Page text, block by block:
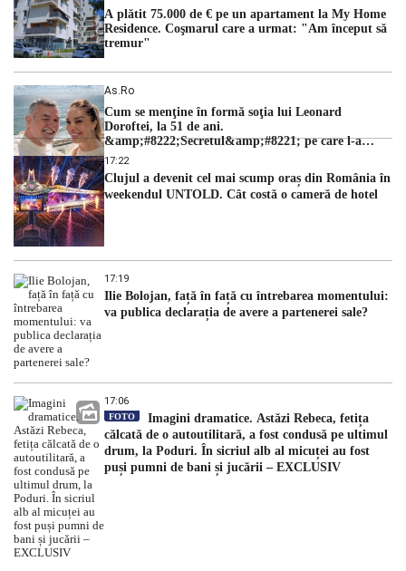
A plătit 75.000 de € pe un apartament la My Home
Residence. Coşmarul care a urmat: "Am început să
tremur"
As.ro
Cum se menţine în formă soţia lui Leonard
Doroftei, la 51 de ani.
&amp;#8222;Secretul&amp;#8221; pe care l-a
dezvăluit
17:22
Clujul a devenit cel mai scump oraș din România în
weekendul UNTOLD. Cât costă o cameră de hotel
17:19
Ilie Bolojan, față în față cu întrebarea momentului:
va publica declarația de avere a partenerei sale?
17:06
FOTO
Imagini dramatice. Astăzi Rebeca, fetița
călcată de o autoutilitară, a fost condusă pe ultimul
drum, la Poduri. În sicriul alb al micuței au fost
puși pumni de bani și jucării – EXCLUSIV